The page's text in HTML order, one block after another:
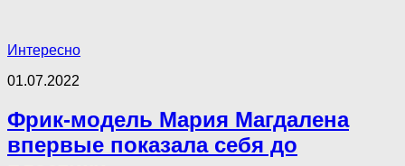
Интересно
01.07.2022
Фрик-модель Мария Магдалена
впервые показала себя до